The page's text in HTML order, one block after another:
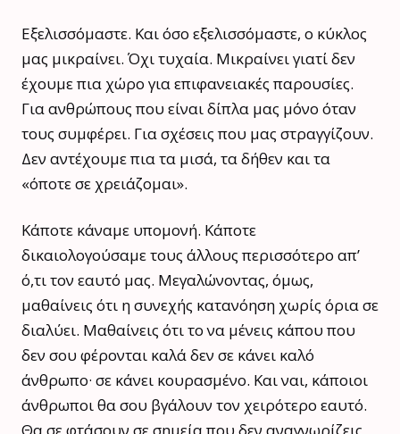
Εξελισσόμαστε. Και όσο εξελισσόμαστε, ο κύκλος
μας μικραίνει. Όχι τυχαία. Μικραίνει γιατί δεν
έχουμε πια χώρο για επιφανειακές παρουσίες.
Για ανθρώπους που είναι δίπλα μας μόνο όταν
τους συμφέρει. Για σχέσεις που μας στραγγίζουν.
Δεν αντέχουμε πια τα μισά, τα δήθεν και τα
«όποτε σε χρειάζομαι».
Κάποτε κάναμε υπομονή. Κάποτε
δικαιολογούσαμε τους άλλους περισσότερο απ’
ό,τι τον εαυτό μας. Μεγαλώνοντας, όμως,
μαθαίνεις ότι η συνεχής κατανόηση χωρίς όρια σε
διαλύει. Μαθαίνεις ότι το να μένεις κάπου που
δεν σου φέρονται καλά δεν σε κάνει καλό
άνθρωπο· σε κάνει κουρασμένο. Και ναι, κάποιοι
άνθρωποι θα σου βγάλουν τον χειρότερο εαυτό.
Θα σε φτάσουν σε σημεία που δεν αναγνωρίζεις